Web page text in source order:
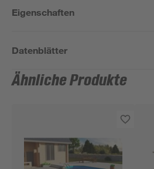
Eigenschaften
Datenblätter
Ähnliche Produkte